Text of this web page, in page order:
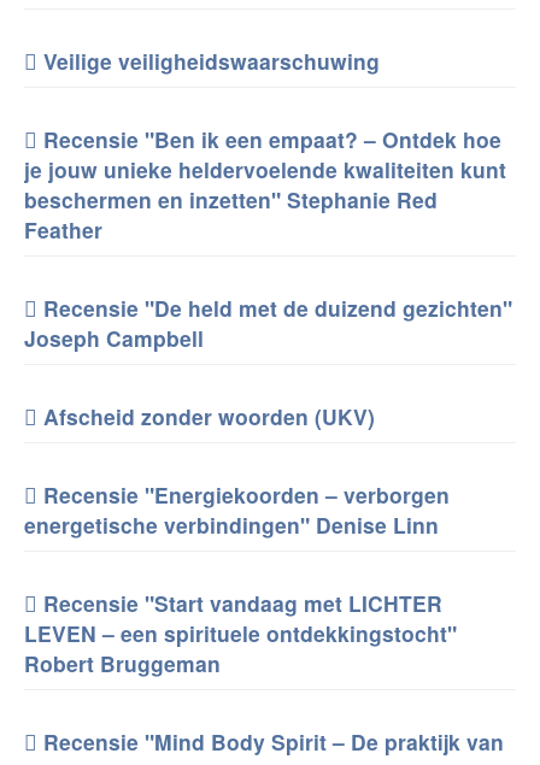
Veilige veiligheidswaarschuwing
Recensie "Ben ik een empaat? – Ontdek hoe
je jouw unieke heldervoelende kwaliteiten kunt
beschermen en inzetten" Stephanie Red
Feather
Recensie "De held met de duizend gezichten"
Joseph Campbell
Afscheid zonder woorden (UKV)
Recensie "Energiekoorden – verborgen
energetische verbindingen" Denise Linn
Recensie "Start vandaag met LICHTER
LEVEN – een spirituele ontdekkingstocht"
Robert Bruggeman
Recensie "Mind Body Spirit – De praktijk van